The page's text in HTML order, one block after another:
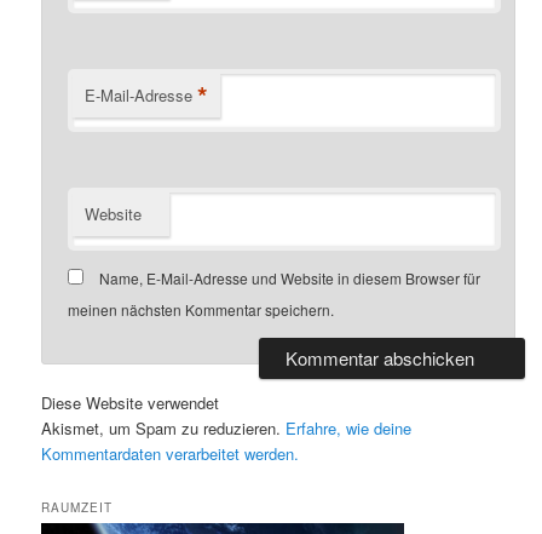
E-Mail-Adresse *
Website
Name, E-Mail-Adresse und Website in diesem Browser für
meinen nächsten Kommentar speichern.
Diese Website verwendet
Akismet, um Spam zu reduzieren. Erfahre, wie deine
Kommentardaten verarbeitet werden.
RAUMZEIT